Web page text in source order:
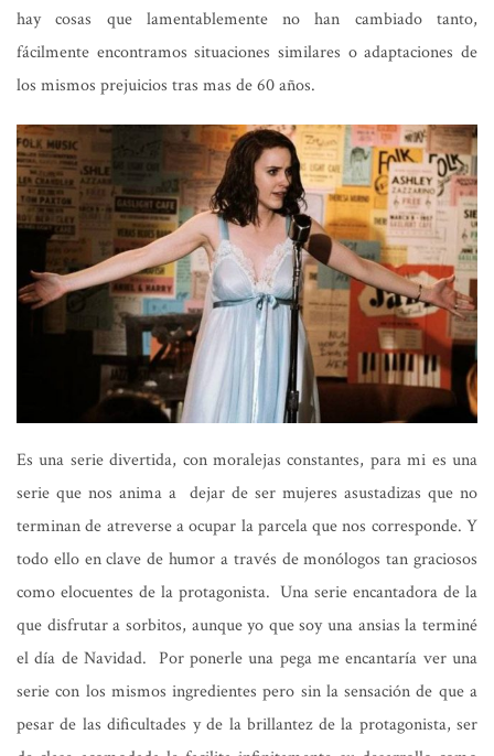
hay cosas que lamentablemente no han cambiado tanto,
fácilmente encontramos situaciones similares o adaptaciones de
los mismos prejuicios tras mas de 60 años.
Es una serie divertida, con moralejas constantes, para mi es una
serie que nos anima a dejar de ser mujeres asustadizas que no
terminan de atreverse a ocupar la parcela que nos corresponde. Y
todo ello en clave de humor a través de monólogos tan graciosos
como elocuentes de la protagonista. Una serie encantadora de la
que disfrutar a sorbitos, aunque yo que soy una ansias la terminé
el día de Navidad. Por ponerle una pega me encantaría ver una
serie con los mismos ingredientes pero sin la sensación de que a
pesar de las dificultades y de la brillantez de la protagonista, ser